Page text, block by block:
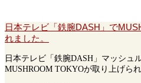
日本テレビ「鉄腕DASH」で
れました。
日本テレビ「鉄腕DASH」マッシュ
MUSHROOM TOKYOが取り上げら